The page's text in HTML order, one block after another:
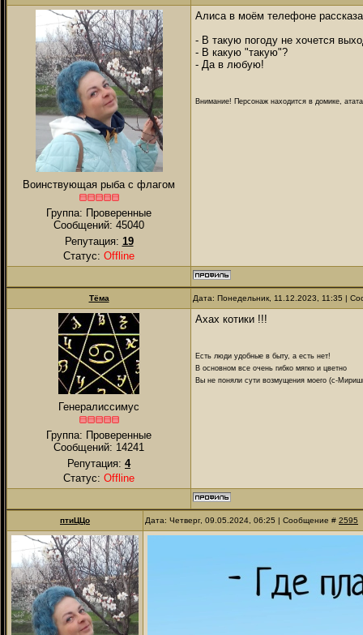
Воинствующая рыба с флагом
Группа: Проверенные
Сообщений: 45040
Репутация: 19
Статус: Offline
Алиса в моём телефоне
- В такую погоду не хочется
- В какую "такую"?
- Да в любую!
Внимание! Персонаж находится в домике,
Тёма Дата: Понедельник, 11.12.2023, 11:35 |
Генералиссимус
Группа: Проверенные
Сообщений: 14241
Репутация: 4
Статус: Offline
Ахах котики !!!
Есть люди удобные в быту, а есть нет!
В основном все очень гибко мягко и цветно
Вы не поняли сути возмущения моего (с-
птиЦЦо Дата: Четверг, 09.05.2024, 06:25 | Сообщение # 2595